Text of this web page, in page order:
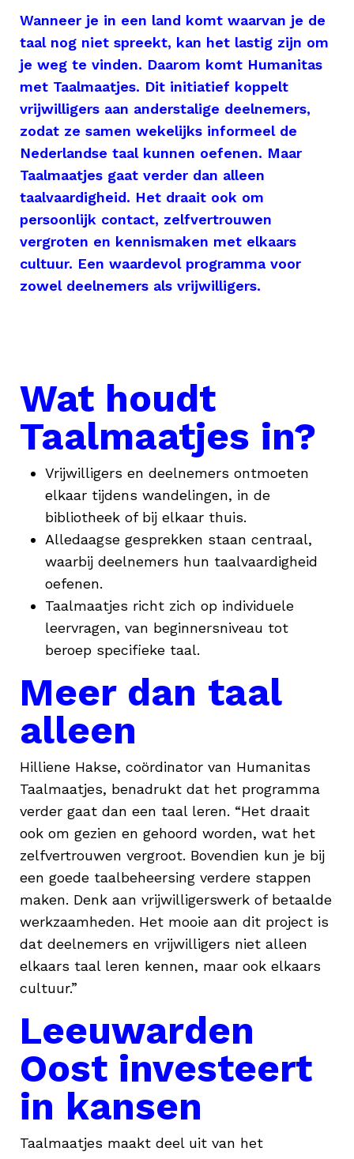
Wanneer je in een land komt waarvan je de
taal nog niet spreekt, kan het lastig zijn om
je weg te vinden. Daarom komt Humanitas
met Taalmaatjes. Dit initiatief koppelt
vrijwilligers aan anderstalige deelnemers,
zodat ze samen wekelijks informeel de
Nederlandse taal kunnen oefenen. Maar
Taalmaatjes gaat verder dan alleen
taalvaardigheid. Het draait ook om
persoonlijk contact, zelfvertrouwen
vergroten en kennismaken met elkaars
cultuur. Een waardevol programma voor
zowel deelnemers als vrijwilligers.
Wat houdt
Taalmaatjes in?
Vrijwilligers en deelnemers ontmoeten
elkaar tijdens wandelingen, in de
bibliotheek of bij elkaar thuis.
Alledaagse gesprekken staan centraal,
waarbij deelnemers hun taalvaardigheid
oefenen.
Taalmaatjes richt zich op individuele
leervragen, van beginnersniveau tot
beroep specifieke taal.
Meer dan taal
alleen
Hilliene Hakse, coördinator van Humanitas
Taalmaatjes, benadrukt dat het programma
verder gaat dan een taal leren. “Het draait
ook om gezien en gehoord worden, wat het
zelfvertrouwen vergroot. Bovendien kun je bij
een goede taalbeheersing verdere stappen
maken. Denk aan vrijwilligerswerk of betaalde
werkzaamheden. Het mooie aan dit project is
dat deelnemers en vrijwilligers niet alleen
elkaars taal leren kennen, maar ook elkaars
cultuur.”
Leeuwarden
Oost investeert
in kansen
Taalmaatjes maakt deel uit van het